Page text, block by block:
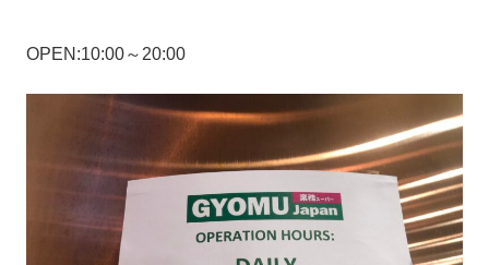
OPEN:10:00～20:00